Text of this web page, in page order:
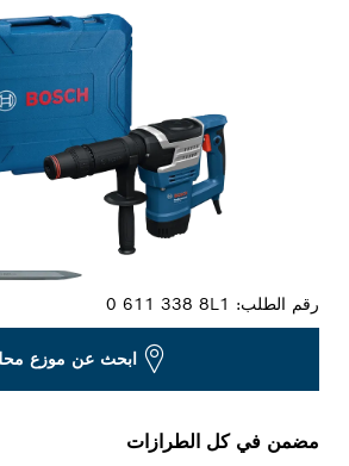
رقم الطلب:0 611 338 8L1
ابحث عن موزع محلي
مضمن في كل الطرازات